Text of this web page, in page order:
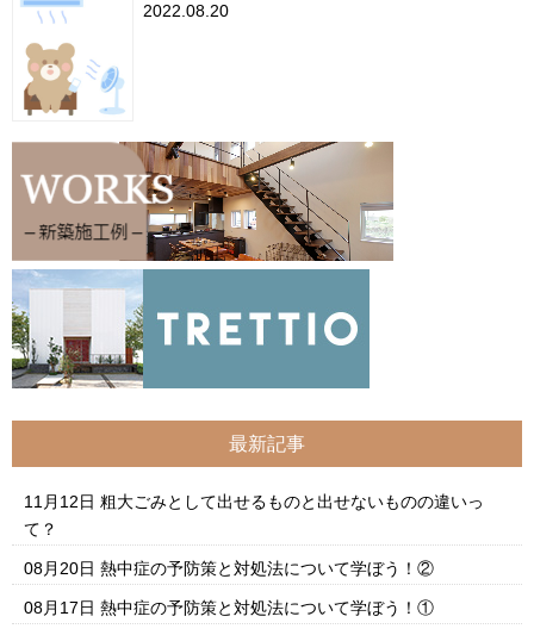
2022.08.20
最新記事
11月12日 粗大ごみとして出せるものと出せないものの違いっ
て？
08月20日 熱中症の予防策と対処法について学ぼう！②
08月17日 熱中症の予防策と対処法について学ぼう！①